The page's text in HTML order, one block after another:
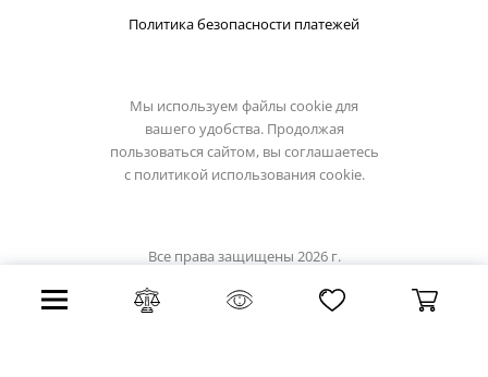
Политика безопасности платежей
Мы используем файлы cookie для
вашего удобства. Продолжая
пользоваться сайтом, вы соглашаетесь
с политикой использования cookie.
Все права защищены 2026 г.